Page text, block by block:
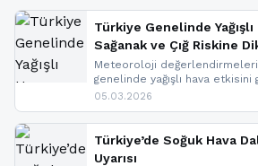
Türkiye Genelinde
Sağanak ve Çığ Riskine
Meteoroloji
genelinde yağışlı hava etkisini
bölgelerinde kar yağışı
ise çığ tehlikesi bulunuyor.
nedeniyle görüş mesafesinde
yaşanabileceği belirtiliyor.
05.03.2026
Türkiye’de Soğuk Hava
Uyarısı